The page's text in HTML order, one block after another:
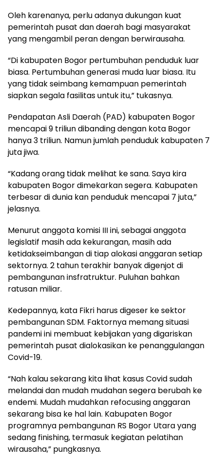
Oleh karenanya, perlu adanya dukungan kuat
pemerintah pusat dan daerah bagi masyarakat
yang mengambil peran dengan berwirausaha.
“Di kabupaten Bogor pertumbuhan penduduk luar
biasa. Pertumbuhan generasi muda luar biasa. Itu
yang tidak seimbang kemampuan pemerintah
siapkan segala fasilitas untuk itu,” tukasnya.
Pendapatan Asli Daerah (PAD) kabupaten Bogor
mencapai 9 triliun dibanding dengan kota Bogor
hanya 3 triliun. Namun jumlah penduduk kabupaten 7
juta jiwa.
“Kadang orang tidak melihat ke sana. Saya kira
kabupaten Bogor dimekarkan segera. Kabupaten
terbesar di dunia kan penduduk mencapai 7 juta,”
jelasnya.
Menurut anggota komisi III ini, sebagai anggota
legislatif masih ada kekurangan, masih ada
ketidakseimbangan di tiap alokasi anggaran setiap
sektornya. 2 tahun terakhir banyak digenjot di
pembangunan insfratruktur. Puluhan bahkan
ratusan miliar.
Kedepannya, kata Fikri harus digeser ke sektor
pembangunan SDM. Faktornya memang situasi
pandemi ini membuat kebijakan yang digariskan
pemerintah pusat dialokasikan ke penanggulangan
Covid-19.
“Nah kalau sekarang kita lihat kasus Covid sudah
melandai dan mudah mudahan segera berubah ke
endemi. Mudah mudahkan refocusing anggaran
sekarang bisa ke hal lain. Kabupaten Bogor
programnya pembangunan RS Bogor Utara yang
sedang finishing, termasuk kegiatan pelatihan
wirausaha,” pungkasnya.